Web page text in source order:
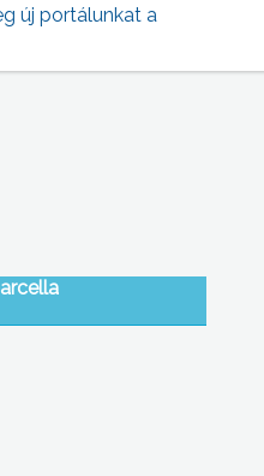
(2016-01-25 )
új portálunkat a